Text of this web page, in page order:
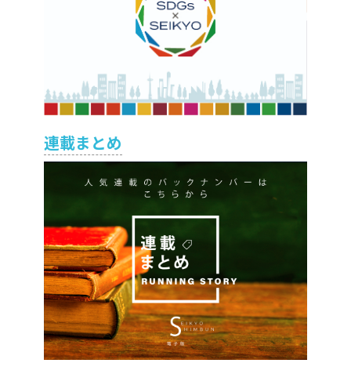
連載まとめ